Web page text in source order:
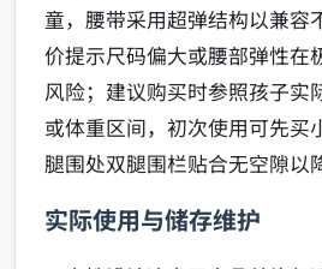
童，腰带采用超弹结构以兼容
价提示尺码偏大或腰部弹性在
风险；建议购买时参照孩子实
或体重区间，初次使用可先买
腿围处双腿围栏贴合无空隙以
实际使用与储存维护